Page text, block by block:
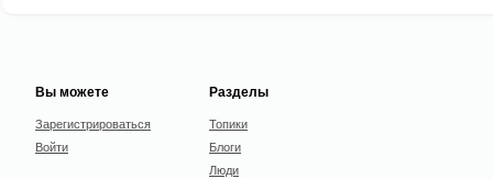
Вы можете
Зарегистрироваться
Войти
Разделы
Топики
Блоги
Люди